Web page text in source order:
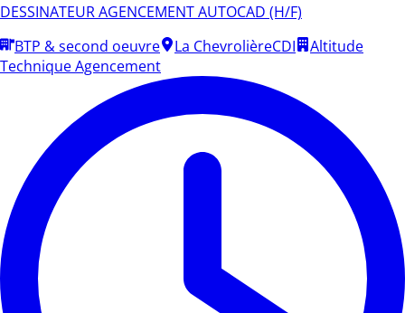
DESSINATEUR AGENCEMENT AUTOCAD (H/F)
BTP & second oeuvre
La ChevrolièreCDI
Altitude
Technique Agencement